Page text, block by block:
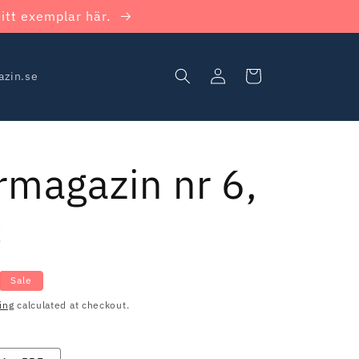
exemplar här.
Log
in
Cart
nr 6,
Sale
calculated at checkout.